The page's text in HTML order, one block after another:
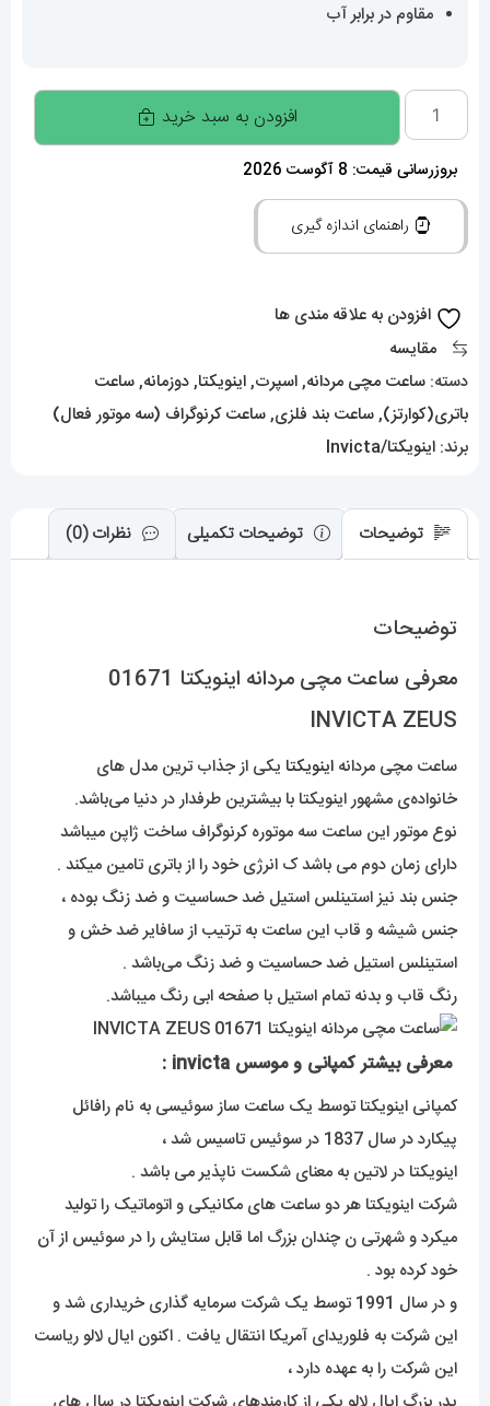
مقاوم در برابر آب
ساعت
مچی
مردانه
اینویکتا
01671
عدد
افزودن به سبد خرید
بروزرسانی قیمت: 8 آگوست 2026
راهنمای اندازه گیری
افزودن به علاقه مندی ها
مقایسه
دسته: ساعت مچی مردانه,اسپرت,اینویکتا,دوزمانه,ساعت
باتری(کوارتز),ساعت بند فلزی,ساعت کرنوگراف (سه موتور فعال)
برند: اینویکتا/Invicta
توضیحات توضیحات تکمیلی نظرات (0)
توضیحات
معرفی ساعت مچی مردانه اینویکتا 01671
INVICTA ZEUS
ساعت مچی مردانه اینویکتا یکی از جذاب ترین مدل های
خانواده‌ی مشهور اینویکتا با بیشترین طرفدار در دنیا می‌باشد.
نوع موتور این ساعت سه موتوره کرنوگراف ساخت ژاپن میباشد
دارای زمان دوم می باشد ک انرژی خود را از باتری تامین میکند .
جنس بند نیز استینلس استیل ضد حساسیت و ضد زنگ بوده ،
جنس شیشه و قاب این ساعت به ترتیب از سافایر ضد خش و
استینلس استیل ضد حساسیت و ضد زنگ می‌باشد .
رنگ قاب و بدنه تمام استیل با صفحه ابی رنگ میباشد.
معرفی بیشتر کمپانی و موسس invicta :
کمپانی اینویکتا توسط یک ساعت ساز سوئیسی به نام رافائل
پیکارد در سال 1837 در سوئیس تاسیس شد ،
اینویکتا در لاتین به معنای شکست ناپذیر می باشد .
شرکت اینویکتا هر دو ساعت های مکانیکی و اتوماتیک را تولید
میکرد و شهرتی ن چندان بزرگ اما قابل ستایش را در سوئیس از آن
خود کرده بود .
و در سال 1991 توسط یک شرکت سرمایه گذاری خریداری شد و
این شرکت به فلوریدای آمریکا انتقال یافت . اکنون ایال لالو ریاست
این شرکت را به عهده دارد ،